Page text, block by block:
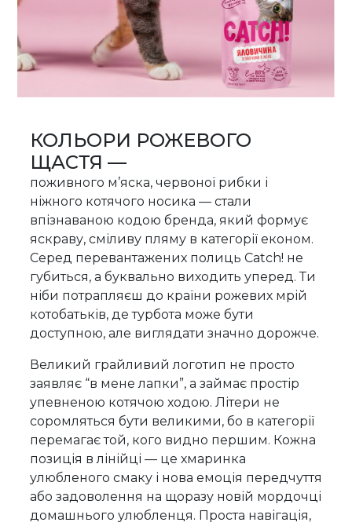
КОЛЬОРИ РОЖЕВОГО
ЩАСТЯ —
поживного м’яска, червоної рибки і
ніжного котячого носика — стали
впізнаваною кодою бренда, який формує
яскраву, сміливу пляму в категорії економ.
Серед перевантажених полиць Catch! не
губиться, а буквально виходить уперед. Ти
ніби потрапляєш до країни рожевих мрій
котобатьків, де турбота може бути
доступною, але виглядати значно дорожче.
Великий грайливий логотип не просто
заявляє “в мене лапки”, а займає простір
упевненою котячою ходою. Літери не
соромляться бути великими, бо в категорії
перемагає той, кого видно першим. Кожна
позиція в лінійці — це хмаринка
улюбленого смаку і нова емоція передчуття
або задоволення на щоразу новій мордочці
домашнього улюбленця. Проста навігація,